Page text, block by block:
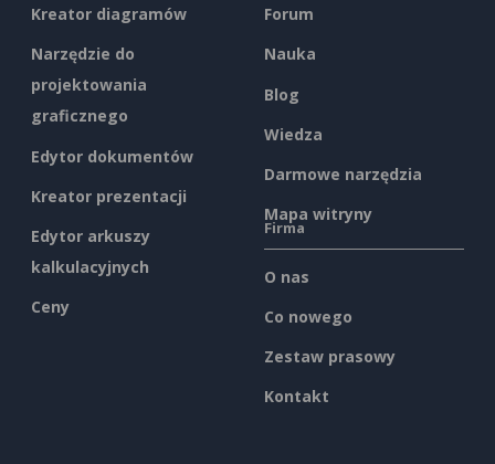
Kreator diagramów
Narzędzie do
projektowania
graficznego
Edytor dokumentów
Kreator prezentacji
Edytor arkuszy
kalkulacyjnych
Ceny
Forum
Nauka
Blog
Wiedza
Darmowe narzędzia
Mapa witryny
Firma
O nas
Co nowego
Zestaw prasowy
Kontakt